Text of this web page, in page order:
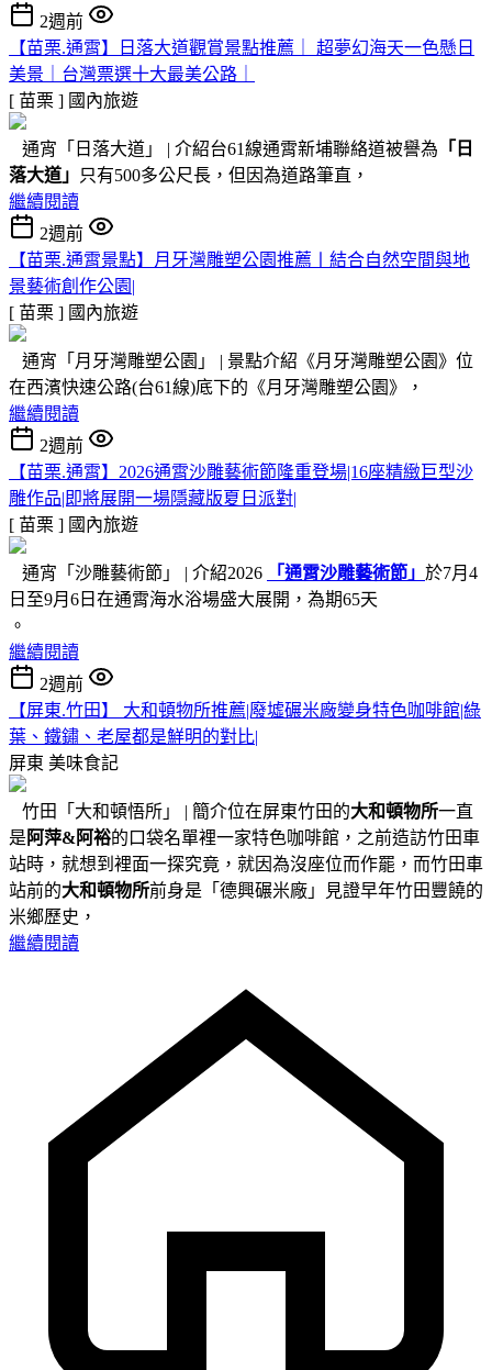
2週前
【苗栗.通霄】日落大道觀賞景點推薦｜ 超夢幻海天一色懸日
美景｜台灣票選十大最美公路｜
[ 苗栗 ] 國內旅遊
通宵「日落大道」 | 介紹台61線通霄新埔聯絡道被譽為 「日
落大道」
只有500多公尺長，但因為道路筆直，
繼續閱讀
2週前
【苗栗.通霄景點】月牙灣雕塑公園推薦〡結合自然空間與地
景藝術創作公園|
[ 苗栗 ] 國內旅遊
通宵「月牙灣雕塑公園」 | 景點介紹《月牙灣雕塑公園》位
在西濱快速公路(台61線)底下的《月牙灣雕塑公園》，
繼續閱讀
2週前
【苗栗.通霄】2026通霄沙雕藝術節隆重登場|16座精緻巨型沙
雕作品|即將展開一場隱藏版夏日派對|
[ 苗栗 ] 國內旅遊
通宵「沙雕藝術節」 | 介紹2026 「通霄沙雕藝術節」 於7月4
日至9月6日在通霄海水浴場盛大展開，為期65天
。
繼續閱讀
2週前
【屏東.竹田】 大和頓物所推薦|廢墟碾米廠變身特色咖啡館|綠
葉、鐵鏽、老屋都是鮮明的對比|
屏東 美味食記
竹田「大和頓悟所」 | 簡介位在屏東竹田的大和頓物所一直
是 阿萍&阿裕的口袋名單裡一家特色咖啡館，之前造訪竹田車
站時，就想到裡面一探究竟，就因為沒座位而作罷，而竹田車
站前的大和頓物所前身是「德興碾米廠」見證早年竹田豐饒的
米鄉歷史，
繼續閱讀